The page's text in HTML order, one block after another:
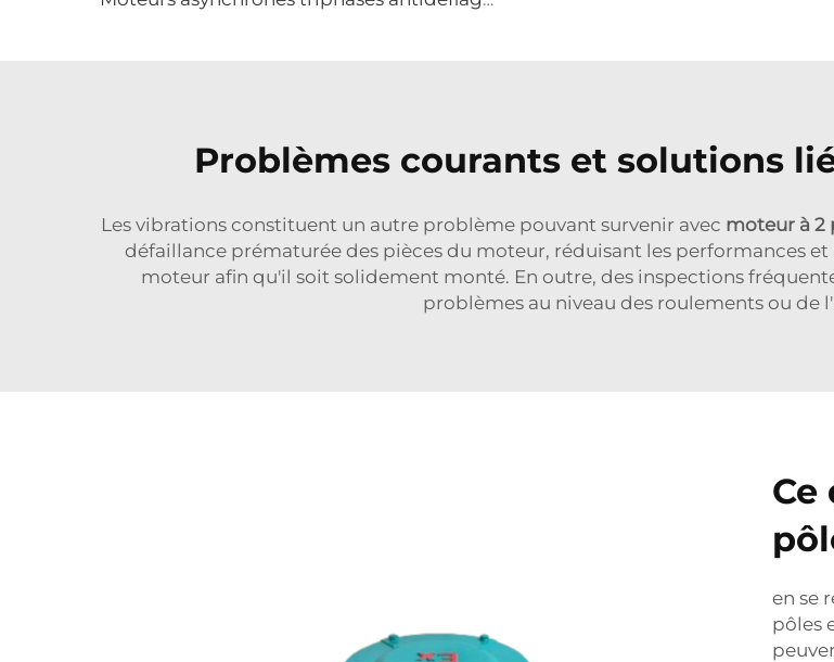
Problèmes courants et solutions
Les vibrations constituent un autre problème pouvant survenir avec moteur à 2
défaillance prématurée des pièces du moteur, réduisant les performances
moteur afin qu'il soit solidement monté. En outre, des inspections
problèmes au niveau des roulements ou de
Ce
en se
pôles